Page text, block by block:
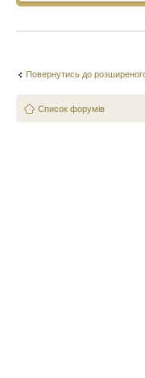
Повернутись до
Список форумів